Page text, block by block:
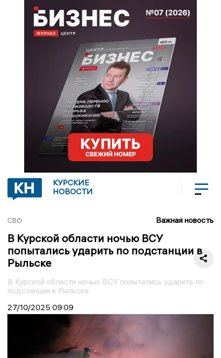
КУРСКИЕ
НОВОСТИ
СВО Важная новость
В Курской области ночью ВСУ
попытались ударить по подстанции в
Рыльске
В Курской области ночью ВСУ попытались ударить по
подстанции в Рыльске
27/10/2025 09:09